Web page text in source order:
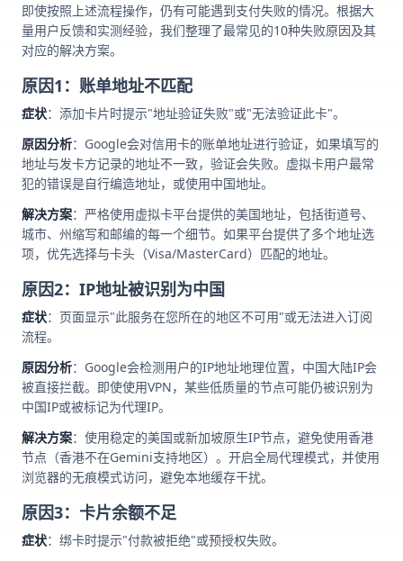
即使按照上述流程操作，仍有可能遇到支付失败的情况。根据大
量用户反馈和实测经验，我们整理了最常见的10种失败原因及其
对应的解决方案。
原因1：账单地址不匹配
症状：添加卡片时提示"地址验证失败"或"无法验证此卡"。
原因分析：Google会对信用卡的账单地址进行验证，如果填写的
地址与发卡方记录的地址不一致，验证会失败。虚拟卡用户最常
犯的错误是自行编造地址，或使用中国地址。
解决方案：严格使用虚拟卡平台提供的美国地址，包括街道号、
城市、州缩写和邮编的每一个细节。如果平台提供了多个地址选
项，优先选择与卡头（Visa/MasterCard）匹配的地址。
原因2：IP地址被识别为中国
症状：页面显示"此服务在您所在的地区不可用"或无法进入订阅
流程。
原因分析：Google会检测用户的IP地址地理位置，中国大陆IP会
被直接拦截。即使使用VPN，某些低质量的节点可能仍被识别为
中国IP或被标记为代理IP。
解决方案：使用稳定的美国或新加坡原生IP节点，避免使用香港
节点（香港不在Gemini支持地区）。开启全局代理模式，并使用
浏览器的无痕模式访问，避免本地缓存干扰。
原因3：卡片余额不足
症状：绑卡时提示"付款被拒绝"或预授权失败。